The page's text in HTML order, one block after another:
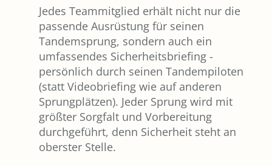
Jedes Teammitglied erhält nicht nur die
passende Ausrüstung für seinen
Tandemsprung, sondern auch ein
umfassendes Sicherheitsbriefing -
persönlich durch seinen Tandempiloten
(statt Videobriefing wie auf anderen
Sprungplätzen). Jeder Sprung wird mit
größter Sorgfalt und Vorbereitung
durchgeführt, denn Sicherheit steht an
oberster Stelle.